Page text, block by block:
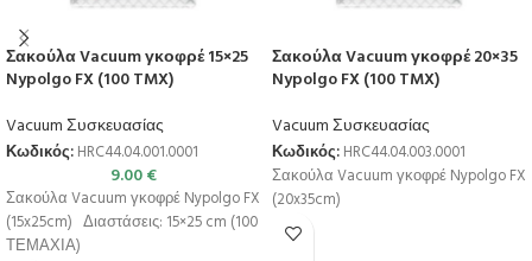
Σακούλα Vacuum γκοφρέ 15×25
Nypolgo FX (100 TMX)
Vacuum Συσκευασίας
Κωδικός: HRC44.04.001.0001
9.00€
Σακούλα Vacuum γκοφρέ Nypolgo FX
(15x25cm) Διαστάσεις: 15×25 cm (100
ΤΕΜΑΧΙΑ)
Σακούλα Vacuum γκοφρέ 20×35
Nypolgo FX (100 TMX)
Vacuum Συσκευασίας
Κωδικός: HRC44.04.003.0001
Σακούλα Vacuum γκοφρέ Nypolgo FX
(20x35cm)